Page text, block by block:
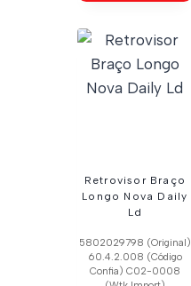
Retrovisor Braço
Longo Nova Daily
Ld
5802029798 (Original)
60.4.2.008 (Código
Confia) C02-0008